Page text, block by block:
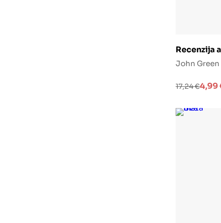
Recenzija
John Green
17,24€
Izvorna
je:
17,24 €.
4,99
Trenutna
4,99 €.